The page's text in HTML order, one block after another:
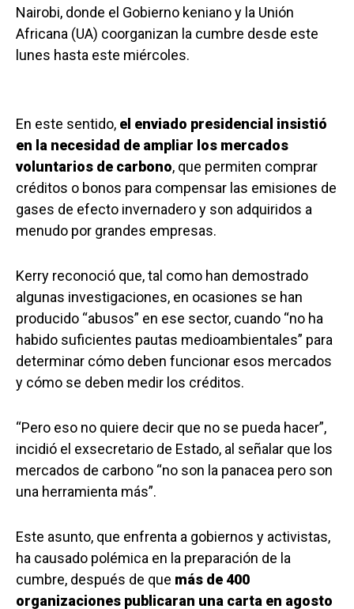
Nairobi, donde el Gobierno keniano y la Unión
Africana (UA) coorganizan la cumbre desde este
lunes hasta este miércoles.
En este sentido, el enviado presidencial insistió
en la necesidad de ampliar los mercados
voluntarios de carbono, que permiten comprar
créditos o bonos para compensar las emisiones de
gases de efecto invernadero y son adquiridos a
menudo por grandes empresas.
Kerry reconoció que, tal como han demostrado
algunas investigaciones, en ocasiones se han
producido “abusos” en ese sector, cuando “no ha
habido suficientes pautas medioambientales” para
determinar cómo deben funcionar esos mercados
y cómo se deben medir los créditos.
“Pero eso no quiere decir que no se pueda hacer”,
incidió el exsecretario de Estado, al señalar que los
mercados de carbono “no son la panacea pero son
una herramienta más”.
Este asunto, que enfrenta a gobiernos y activistas,
ha causado polémica en la preparación de la
cumbre, después de que más de 400
organizaciones publicaran una carta en agosto